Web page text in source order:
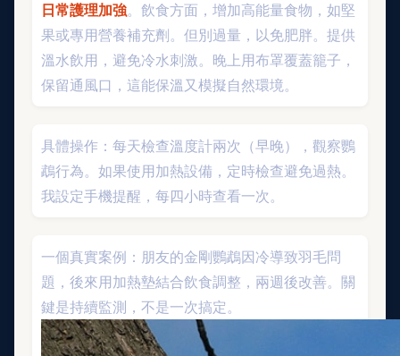
日常護理加強。飲食方面，增加高能量食物，如堅
果或專用營養補充劑。但別過量，以免肥胖。提供
溫水飲用，避免冷水刺激。晚上用布罩覆蓋籠子，
保留通風口，這能保溫又模擬自然環境。
具體操作：每天檢查溫度計兩次（早晚），觀察鸚
鵡行為。如果使用加熱設備，定時檢查避免過熱。
我設定手機提醒，每四小時查看一次。
一個真實案例：朋友的金剛鸚鵡因冷導致羽毛問
題，後來用加熱墊結合飲食調整，兩週後改善。關
鍵是持續監測，不是一次搞定。